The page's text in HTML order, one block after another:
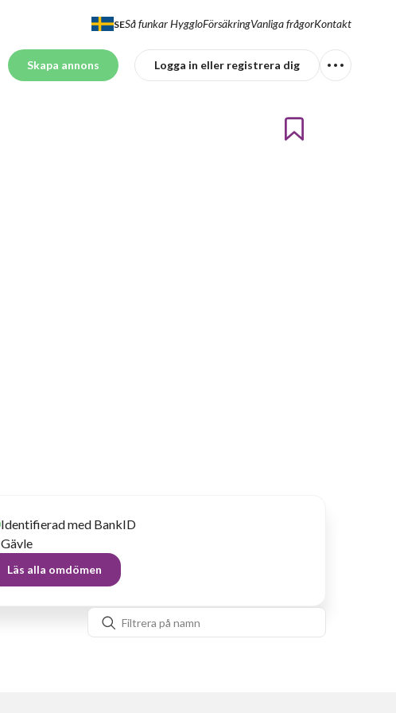
SESå funkar HyggloFörsäkringVanliga frågorKontakt
Skapa annons Logga in eller registrera dig
Identifierad med BankID
Gävle
Läs alla omdömen